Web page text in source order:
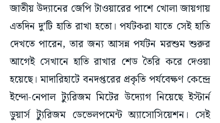
জাতীয় উদ্যানের জেপি টাওয়ারের পাশে খোলা জায়গায়
এতদিন দু’টি হাতি রাখা হতো। পর্যটকরা যাতে সেই হাতি
দেখতে পারেন, তার জন্য আসন্ন পর্যটন মরশুম শুরুর
আগেই সেখানে হাতি রাখার শেড তৈরি করে দেওয়া
হয়েছে। মাদারিহাটে বনদপ্তরের প্রকৃতি পর্যবেক্ষণ কেন্দ্রে
ইন্দো-নেপাল ট্যুরিজম মিটের উদ্যোগ নিয়েছে ইস্টার্ন
ডুয়ার্স ট্যুরিজম ডেভেলপমেন্ট অ্যাসোসিয়েশন। সেই